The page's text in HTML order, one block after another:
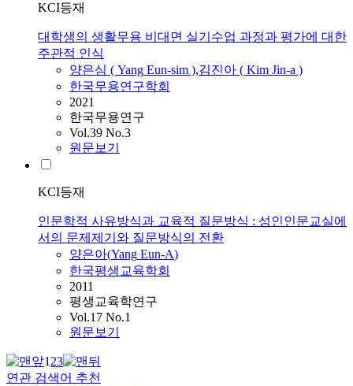
KCI등재
대학생의 생활무용 비대면 실기수업 과정과 평가에 대한
주관적 인식
양은심 ( Yang Eun-sim ),김진아 ( Kim Jin-a )
한국무용연구학회
2021
한국무용연구
Vol.39 No.3
원문보기
KCI등재
인문학적 사유방식과 교육적 질문방식 : 성인인문교실에
서의 문제제기와 질문방식의 전환
양은아(Yang Eun-A)
한국평생교육학회
2011
평생교육학연구
Vol.17 No.1
원문보기
123
연관 검색어 추천